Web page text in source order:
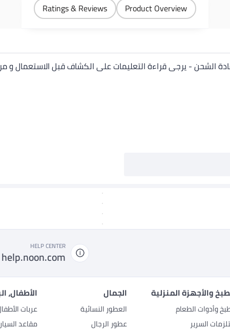
Product Overview
Ratings & Reviews
HELP CENTER
help.noon.com
والأجهزة المنزلية
وأدوات الطعام
السرير
الجمال
العطور النسائية
عطور الرجال
الأطفال،
عربات
مقاعد